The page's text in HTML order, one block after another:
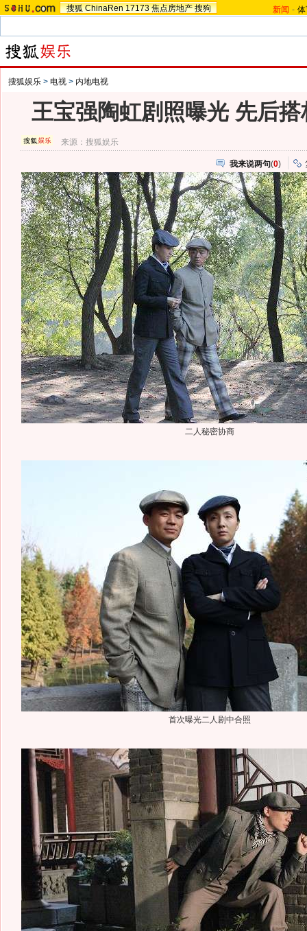
搜狐 ChinaRen 17173 焦点房地产 搜狗 新闻 -
搜狐娱乐 > 电视 > 内地电视
王宝强陶虹剧照曝光 先后
来源：搜狐娱乐
我来说两句(0)
二人秘密协商
首次曝光二人剧中合照